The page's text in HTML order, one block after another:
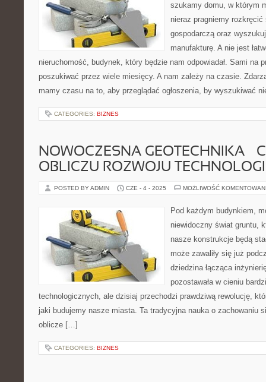
szukamy domu, w którym
nieraz pragniemy
gospodarczą oraz
manufakturę. A nie jest
nieruchomość, budynek, który będzie nam odpowiadał. Sami na
poszukiwać przez wiele miesięcy. A nam zależy na czasie.
mamy czasu na to, aby przeglądać ogłoszenia, by wyszukiwać
CATEGORIES: BIZNES
NOWOCZESNA GEOTECHNIKA –
OBLICZU ROZWOJU
POSTED BY ADMIN CZE - 4 - 2025 MOŻLIWOŚĆ
Pod każdym budynkiem,
niewidoczny świat gruntu,
nasze konstrukcje będą
może zawaliły się już
dziedzina łącząca
pozostawała w cieniu
technologicznych, ale dzisiaj przechodzi prawdziwą rewolucję,
jaki budujemy nasze miasta. Ta tradycyjna nauka o zachowaniu
oblicze […]
CATEGORIES: BIZNES